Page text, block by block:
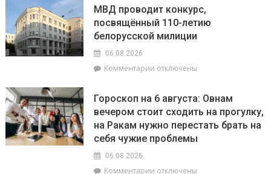
в
зоне
радиоактивного
загрязнения
справиться
с
жарой
Брагинской
МВД проводит конкурс,
посвящённый 110-летию
белорусской милиции
06.08.2026
Комментарии к
проводит
конкурс,
посвящённый
110-
милиции
отключены
Гороскоп на 6 августа: Овнам
вечером стоит сходить на прогулку,
на Ракам нужно перестать брать на
себя чужие проблемы
06.08.2026
Комментарии котключены